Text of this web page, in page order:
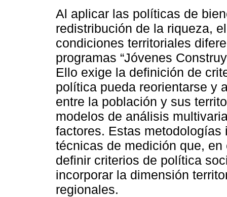
Al aplicar las políticas de
redistribución de la riqueza,
condiciones territoriales
programas “Jóvenes
Ello exige la definición de
política pueda reorientarse y
entre la población y sus
modelos de análisis
factores. Estas
técnicas de medición que,
definir criterios de política
incorporar la dimensión
regionales.